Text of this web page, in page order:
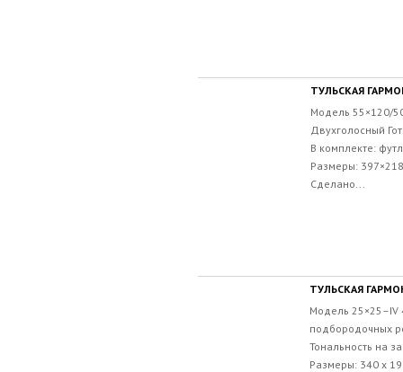
ТУЛЬСКАЯ
Модель 55×120/
Двухголосный
В комплекте:
Размеры:
Сделано...
ТУЛЬСКАЯ
Модель 25×25–IV
подбородочных
Тональность на
Размеры: 340 х